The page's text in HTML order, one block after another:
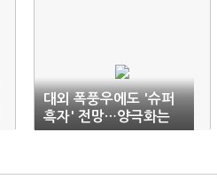
대외 폭풍우에도 '슈퍼
흑자' 전망…양극화는
'여전'